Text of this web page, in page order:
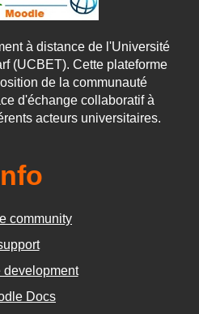
à distance de l'Université
(UCBET). Cette plateforme
de la communauté
d'échange collaboratif à
acteurs universitaires.
community
development
Docs